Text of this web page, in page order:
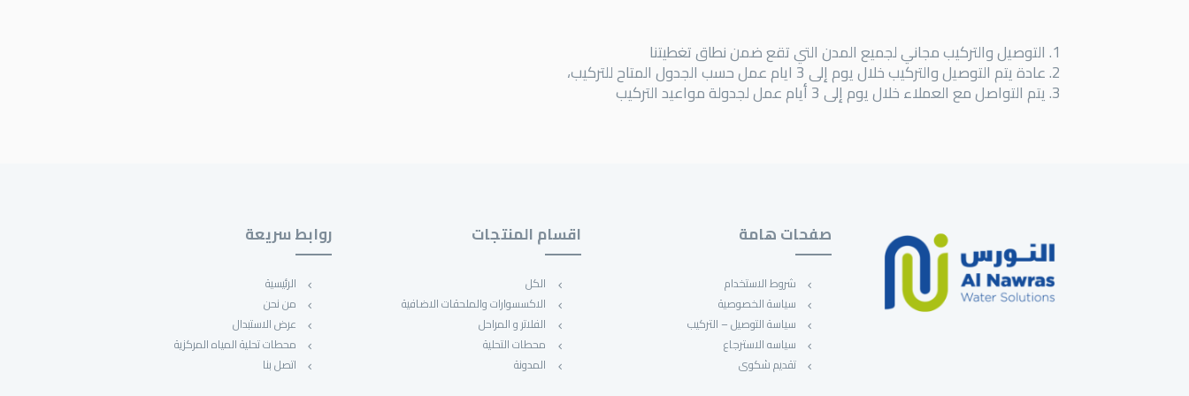
التوصيل والتركيب مجاني لجميع المدن التي تقع ضمن نطاق تغطيتنا
عادة يتم التوصيل والتركيب خلال يوم إلى 3 ايام عمل حسب الجدول المتاح للتركيب،
يتم التواصل مع العملاء خلال يوم إلى 3 أيام عمل لجدولة مواعيد التركيب
روابط سريعة
الرئيسية
من نحن
عرض الاستبدال
محطات تحلية المياه المركزية
اتصل بنا
اقسام المنتجات
الكل
الاكسسوارات والملحقات الاضافية
الفلاتر و المراحل
محطات التحلية
المدونة
صفحات هامة
شروط الاستخدام
سياسة الخصوصية
سياسة التوصيل – التركيب
سياسه الاسترجاع
تقديم شكوى